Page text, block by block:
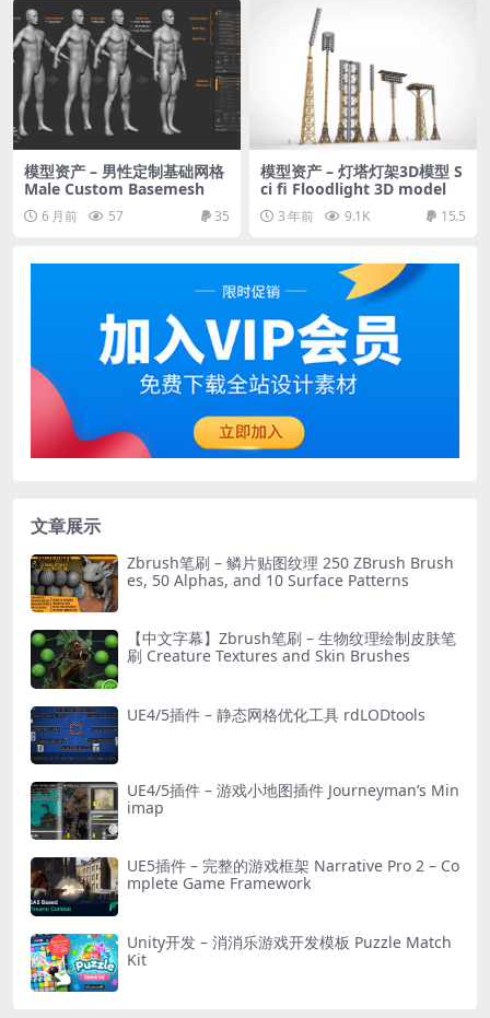
模型资产 – 男性定制基础网格
Male Custom Basemesh
6 月前 57 35
模型资产 – 灯塔灯架3D模型 S
ci fi Floodlight 3D model
3 年前 9.1K 15.5
文章展示
Zbrush笔刷 – 鳞片贴图纹理 250 ZBrush Brush
es, 50 Alphas, and 10 Surface Patterns
【中文字幕】Zbrush笔刷 – 生物纹理绘制皮肤笔
刷 Creature Textures and Skin Brushes
UE4/5插件 – 静态网格优化工具 rdLODtools
UE4/5插件 – 游戏小地图插件 Journeyman’s Min
imap
UE5插件 – 完整的游戏框架 Narrative Pro 2 – Co
mplete Game Framework
Unity开发 – 消消乐游戏开发模板 Puzzle Match
Kit